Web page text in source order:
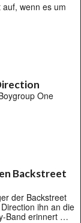
wenn es um
One
Backstreet
der Backstreet
ihn an die
Band erinnert …